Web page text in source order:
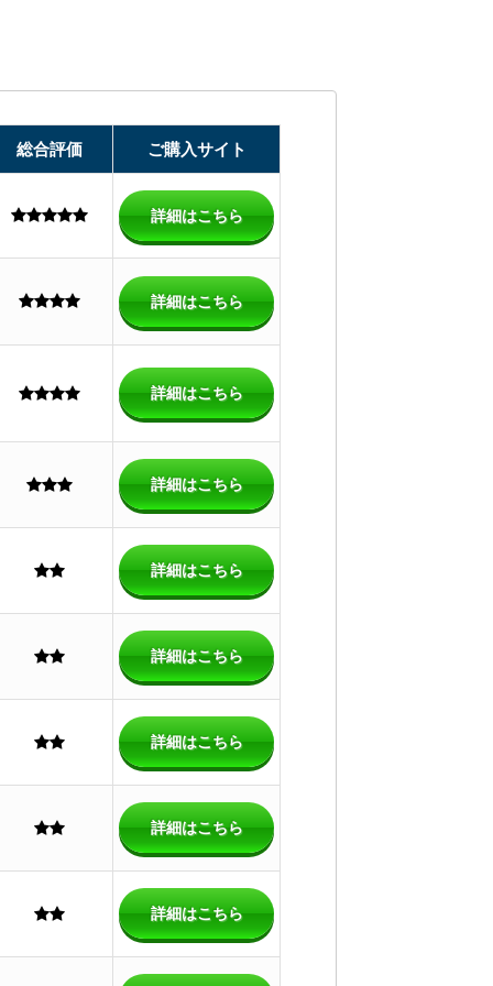
総合評価 ご購入サイト
詳細はこちら
詳細はこちら
詳細はこちら
詳細はこちら
詳細はこちら
詳細はこちら
詳細はこちら
詳細はこちら
詳細はこちら